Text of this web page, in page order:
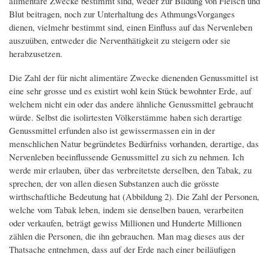
Blut beitragen, noch zur Unterhaltung des AthmungsVorganges
dienen, vielmehr bestimmt sind, einen Einfluss auf das Nervenleben
auszuüben, entweder die Nerventhätigkeit zu steigern oder sie
herabzusetzen.
Die Zahl der für nicht alimentäre Zwecke dienenden Genussmittel ist
eine sehr grosse und es existirt wohl kein Stück bewohnter Erde, auf
welchem nicht ein oder das andere ähnliche Genussmittel gebraucht
würde. Selbst die isolirtesten Völkerstämme haben sich derartige
Genussmittel erfunden also ist gewissermassen ein in der
menschlichen Natur begründetes Bedürfniss vorhanden, derartige, das
Nervenleben beeinflussende Genussmittel zu sich zu nehmen. Ich
werde mir erlauben, über das verbreitetste derselben, den Tabak, zu
sprechen, der von allen diesen Substanzen auch die grösste
wirthschaftliche Bedeutung hat (Abbildung 2). Die Zahl der Personen,
welche vom Tabak leben, indem sie denselben bauen, verarbeiten
oder verkaufen, beträgt gewiss Millionen und Hunderte Millionen
zählen die Personen, die ihn gebrauchen. Man mag dieses aus der
Thatsache entnehmen, dass auf der Erde nach einer beiläufigen